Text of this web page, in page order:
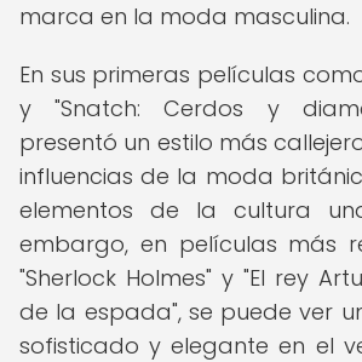
marca en la moda masculina.
En sus primeras películas
y "Snatch: Cerdos y
presentó un estilo más
influencias de la moda
elementos de la cultura
embargo, en películas más
"Sherlock Holmes" y "El rey
de la espada", se puede ver
sofisticado y elegante en el